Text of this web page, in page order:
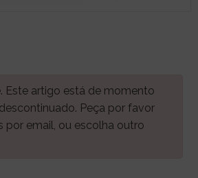
Este artigo está de momento
Peça por favor
por email, ou escolha outro